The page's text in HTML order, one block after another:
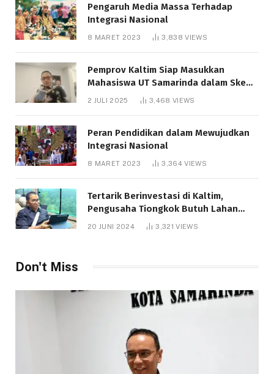
Pengaruh Media Massa Terhadap
Integrasi Nasional
8 MARET 2023 3,838VIEWS
Pemprov Kaltim Siap Masukkan
Mahasiswa UT Samarinda dalam Skema
Bantuan Pendidikan Gratispol
2 JULI 2025 3,468 VIEWS
Peran Pendidikan dalam Mewujudkan
Integrasi Nasional
8 MARET 2023 3,364VIEWS
Tertarik Berinvestasi di Kaltim,
Pengusaha Tiongkok Butuh Lahan
1.000 Hektare
20 JUNI 2024 3,321VIEWS
Don't Miss